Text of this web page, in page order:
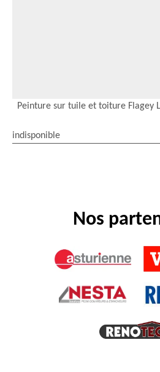
Peinture sur tuile et toiture Flagey
indisponible
Nos